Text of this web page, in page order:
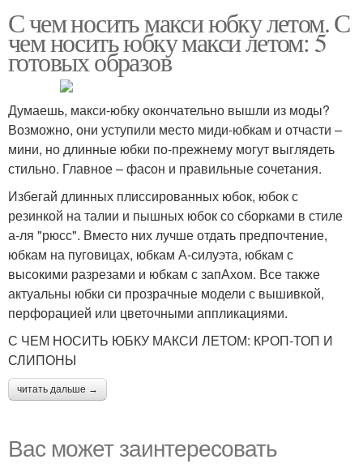
С чем носить макси юбку летом. С
чем носить юбку макси летом: 5
готовых образов
Думаешь, макси-юбку окончательно вышли из моды?
Возможно, они уступили место миди-юбкам и отчасти –
мини, но длинные юбки по-прежнему могут выглядеть
стильно. Главное – фасон и правильные сочетания.
Избегай длинных плиссированных юбок, юбок с
резинкой на талии и пышных юбок со сборками в стиле
а-ля "рюсс". Вместо них лучше отдать предпочтение,
юбкам на пуговицах, юбкам А-силуэта, юбкам с
высокими разрезами и юбкам с запАхом. Все также
актуальны юбки си прозрачные модели с вышивкой,
перфорацией или цветочными аппликациями.
С ЧЕМ НОСИТЬ ЮБКУ МАКСИ ЛЕТОМ: КРОП-ТОП И
СЛИПОНЫ
читать дальше →
Вас может заинтересовать